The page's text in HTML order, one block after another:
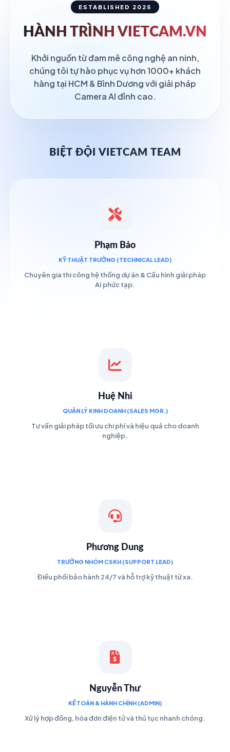
ESTABLISHED 2025
HÀNH TRÌNH VIETCAM.VN
Khởi nguồn từ đam mê công nghệ an ninh,
chúng tôi tự hào phục vụ hơn 1000+ khách
hàng tại HCM & Bình Dương với giải pháp
Camera AI đỉnh cao.
BIỆT ĐỘI VIETCAM TEAM
Phạm Bảo
KỸ THUẬT TRƯỞNG (TECHNICAL LEAD)
Chuyên gia thi công hệ thống dự án & Cấu hình giải pháp
AI phức tạp.
Huệ Nhi
QUẢN LÝ KINH DOANH (SALES MGR.)
Tư vấn giải pháp tối ưu chi phí và hiệu quả cho doanh
nghiệp.
Phương Dung
TRƯỞNG NHÓM CSKH (SUPPORT LEAD)
Điều phối bảo hành 24/7 và hỗ trợ kỹ thuật từ xa.
Nguyễn Thư
KẾ TOÁN & HÀNH CHÍNH (ADMIN)
Xử lý hợp đồng, hóa đơn điện tử và thủ tục nhanh chóng.